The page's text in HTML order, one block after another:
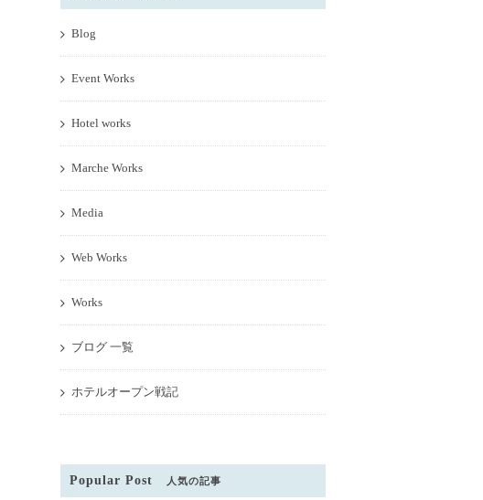
Blog
Event Works
Hotel works
Marche Works
Media
Web Works
Works
ブログ 一覧
ホテルオープン戦記
Popular Post 人気の記事